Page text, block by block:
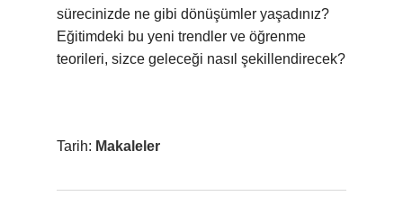
sürecinizde ne gibi dönüşümler yaşadınız?
Eğitimdeki bu yeni trendler ve öğrenme
teorileri, sizce geleceği nasıl şekillendirecek?
Tarih: Makaleler